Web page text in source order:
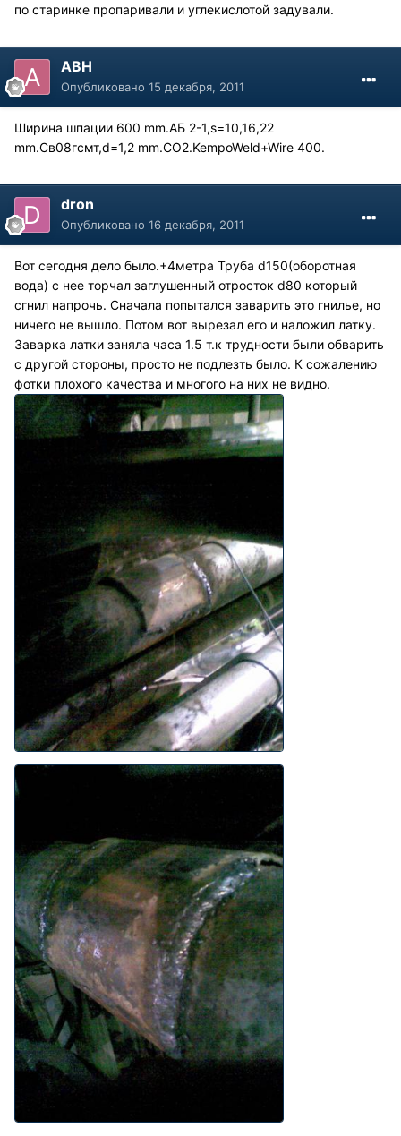
по старинке пропаривали и углекислотой задували.
АВН
Опубликовано 15 декабря, 2011
Ширина шпации 600 mm.АБ 2-1,s=10,16,22
mm.Св08гсмт,d=1,2 mm.CO2.KempoWeld+Wire 400.
dron
Опубликовано 16 декабря, 2011
Вот сегодня дело было.+4метра Труба d150(оборотная
вода) с нее торчал заглушенный отросток d80 который
сгнил напрочь. Сначала попытался заварить это гнилье, но
ничего не вышло. Потом вот вырезал его и наложил латку.
Заварка латки заняла часа 1.5 т.к трудности были обварить
с другой стороны, просто не подлезть было. К сожалению
фотки плохого качества и многого на них не видно.